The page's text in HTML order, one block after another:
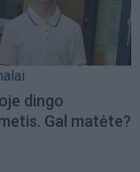
dingo
Gal matėte?